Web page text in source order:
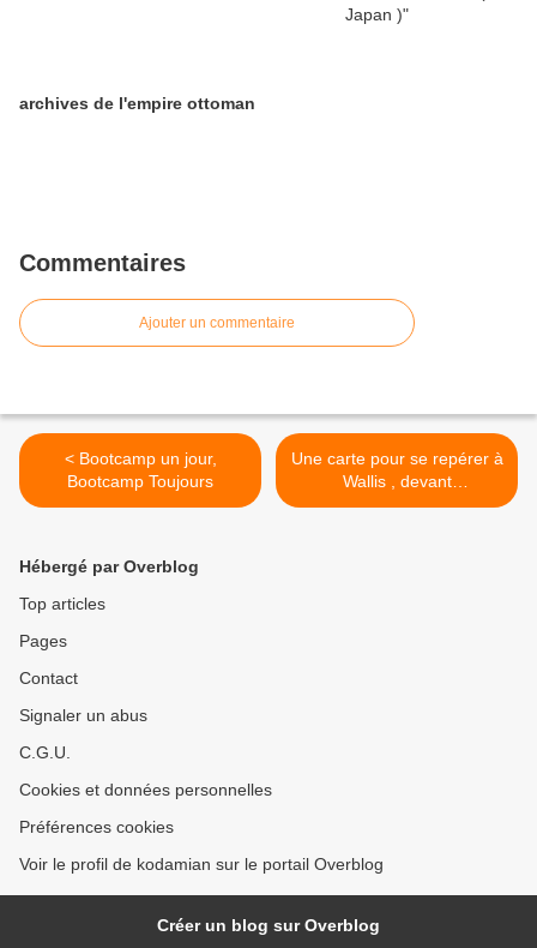
archives de l'empire ottoman
Commentaires
Ajouter un commentaire
< Bootcamp un jour,
Bootcamp Toujours
Une carte pour se repérer à
Wallis , devant
l'administration supérieure
Hébergé par Overblog
Top articles
Pages
Contact
Signaler un abus
C.G.U.
Cookies et données personnelles
Préférences cookies
Voir le profil de kodamian sur le portail Overblog
Créer un blog sur Overblog